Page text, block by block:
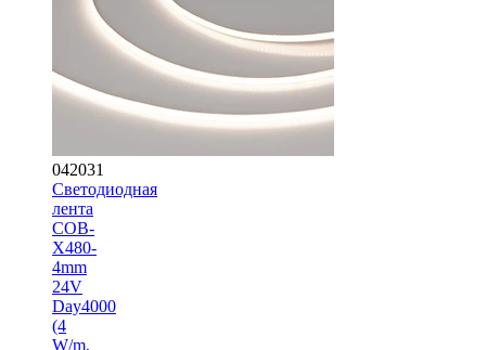
042031
Светодиодная
лента
COB-
X480-
4mm
24V
Day4000
(4
W/m,